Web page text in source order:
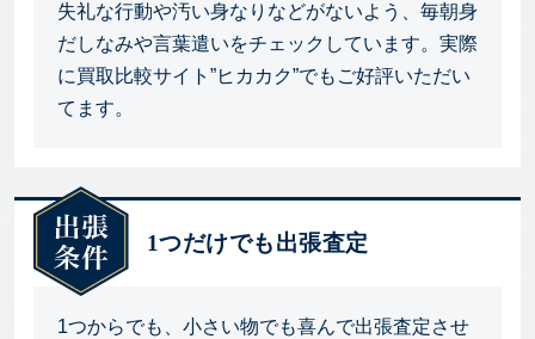
失礼な行動や汚い身なりなどがないよう、毎朝身
だしなみや言葉遣いをチェックしています。実際
に買取比較サイト”ヒカカク”でもご好評いただい
てます。
1つだけでも出張査定
1つからでも、小さい物でも喜んで出張査定させ